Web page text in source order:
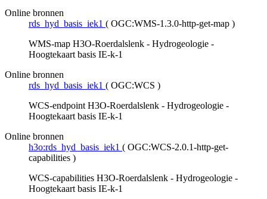
Online bronnen
rds_hyd_basis_iek1 ( OGC:WMS-1.3.0-http-get-map )
WMS-map H3O-Roerdalslenk - Hydrogeologie -
Hoogtekaart basis IE-k-1
Online bronnen
rds_hyd_basis_iek1 ( OGC:WCS )
WCS-endpoint H3O-Roerdalslenk - Hydrogeologie -
Hoogtekaart basis IE-k-1
Online bronnen
h3o:rds_hyd_basis_iek1 ( OGC:WCS-2.0.1-http-get-
capabilities )
WCS-capabilities H3O-Roerdalslenk - Hydrogeologie -
Hoogtekaart basis IE-k-1